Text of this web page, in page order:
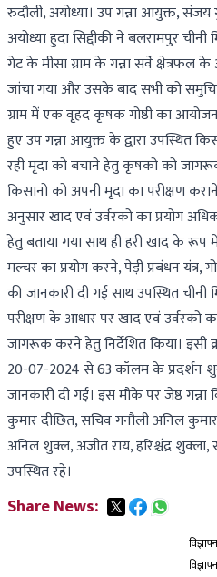
रुदौली, अयोध्या। उप गन्ना आयुक्त, संजय
अयोध्या हुदा सिद्दीकी ने बलरामपुर
गेट के मीसा ग्राम के गन्ना सर्वे
जांचा गया और उसके बाद सभी को
ग्राम में एक वृहद कृषक गोष्ठी का
हुए उप गन्ना आयुक्त के द्वारा उपस्थित
रही मृदा को बचाने हेतु कृषको को
किसानो को अपनी मृदा का परीक्षण
अनुसार खाद एवं उर्वरको का प्रयोग
हेतु बताया गया साथ ही हरी खाद के
मल्चर का प्रयोग करने, पेड़ी प्रबंधन
की जानकारी दी गई साथ उपस्थित
परीक्षण के आधार पर खाद एवं उर्वरको
जागरूक करने हेतु निर्देशित किया। इसी
20-07-2024 से 63 कॉलम के प्रदर्शन
जानकारी दी गई। इस मौके पर जेष्ठ
कुमार दीछित, सचिव गनौली अनिल
अनिल शुक्ल, अजीत राय, हरिश्चंद्र
उपस्थित रहे।
Share News:
विज्ञापन
विज्ञापन